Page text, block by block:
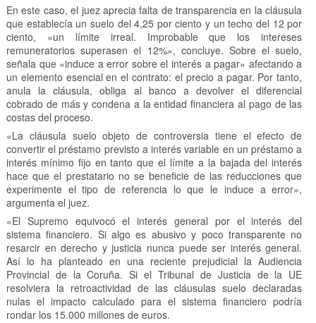
En este caso, el juez aprecia falta de transparencia en la cláusula
que establecía un suelo del 4,25 por ciento y un techo del 12 por
ciento, «un límite irreal. Improbable que los intereses
remuneratorios superasen el 12%», concluye. Sobre el suelo,
señala que «induce a error sobre el interés a pagar» afectando a
un elemento esencial en el contrato: el precio a pagar. Por tanto,
anula la cláusula, obliga al banco a devolver el diferencial
cobrado de más y condena a la entidad financiera al pago de las
costas del proceso.
«La cláusula suelo objeto de controversia tiene el efecto de
convertir el préstamo previsto a interés variable en un préstamo a
interés mínimo fijo en tanto que el límite a la bajada del interés
hace que el prestatario no se beneficie de las reducciones que
experimente el tipo de referencia lo que le induce a error»,
argumenta el juez.
«El Supremo equivocó el interés general por el interés del
sistema financiero. Si algo es abusivo y poco transparente no
resarcir en derecho y justicia nunca puede ser interés general.
Así lo ha planteado en una reciente prejudicial la Audiencia
Provincial de la Coruña. Si el Tribunal de Justicia de la UE
resolviera la retroactividad de las cláusulas suelo declaradas
nulas el impacto calculado para el sistema financiero podría
rondar los 15.000 millones de euros.